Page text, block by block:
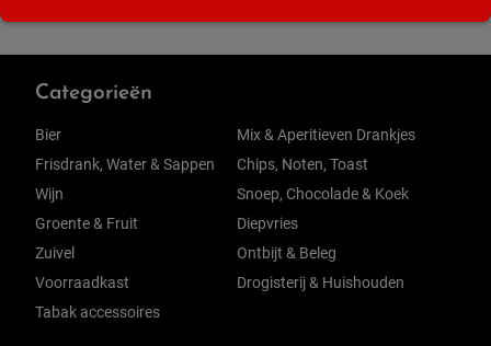
Categorieën
Bier
Frisdrank, Water & Sappen
Wijn
Groente & Fruit
Zuivel
Voorraadkast
Tabak accessoires
Mix & Aperitieven Drankjes
Chips, Noten, Toast
Snoep, Chocolade & Koek
Diepvries
Ontbijt & Beleg
Drogisterij & Huishouden